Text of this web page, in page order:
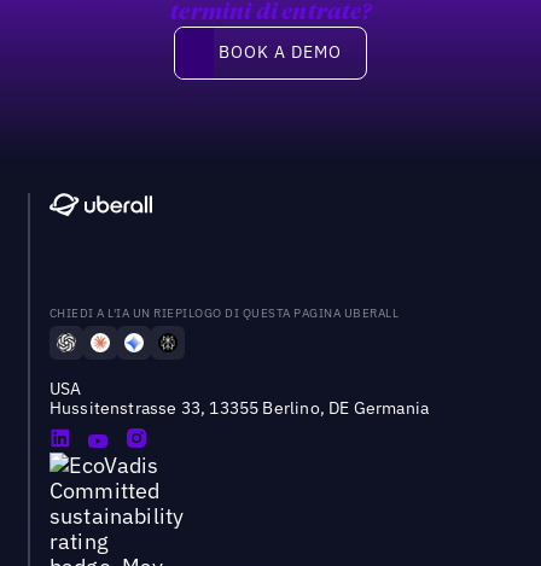
termini di entrate?
Book a demo
BOOK A DEMO
CHIEDI A L'IA UN RIEPILOGO DI QUESTA PAGINA UBERALL
USA
Hussitenstrasse 33, 13355 Berlino, DE Germania